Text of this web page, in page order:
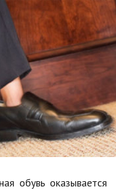
обувь оказывается